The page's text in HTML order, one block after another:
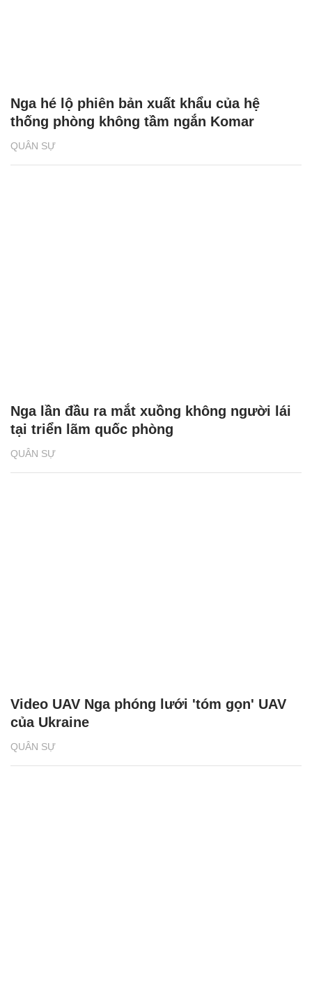
QUÂN SỰ
Nga hé lộ phiên bản xuất khẩu của hệ
thống phòng không tầm ngắn Komar
QUÂN SỰ
Nga lần đầu ra mắt xuồng không người lái
tại triển lãm quốc phòng
QUÂN SỰ
Video UAV Nga phóng lưới 'tóm gọn' UAV
của Ukraine